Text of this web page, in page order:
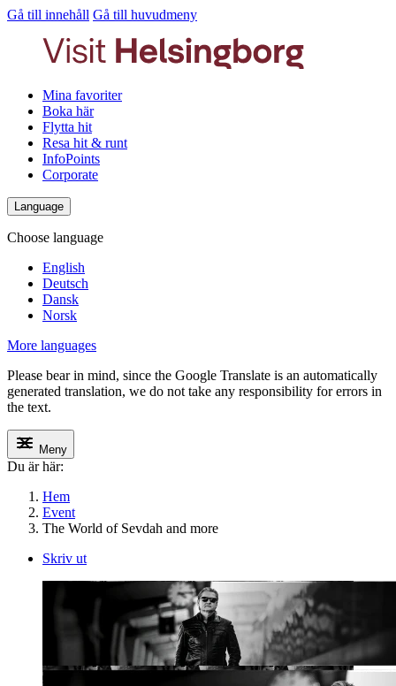
Gå till innehåll Gå till huvudmeny
Mina favoriter
Boka här
Flytta hit
Resa hit & runt
InfoPoints
Corporate
Language
Choose language
English
Deutsch
Dansk
Norsk
More languages
Please bear in mind, since the Google Translate is an automatically
generated translation, we do not take any responsibility for errors in
the text.
Meny
Du är här:
Hem
Event
The World of Sevdah and more
Skriv ut